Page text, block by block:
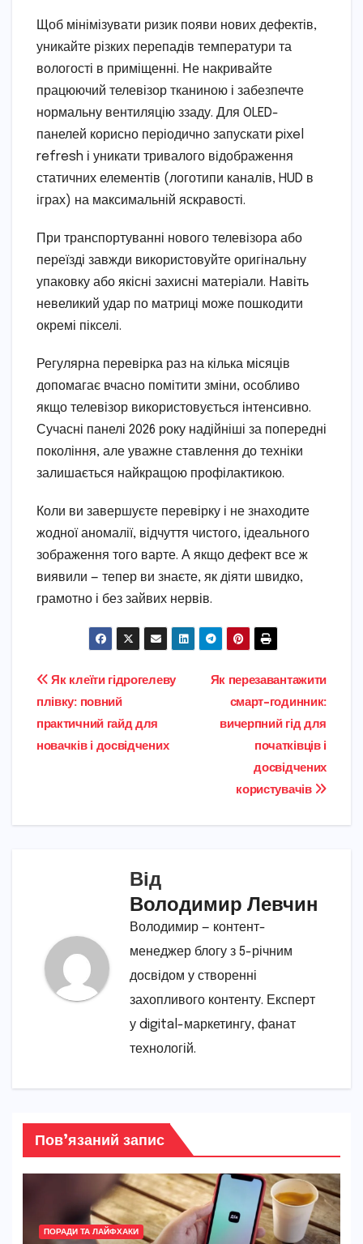
Щоб мінімізувати ризик появи нових дефектів,
уникайте різких перепадів температури та
вологості в приміщенні. Не накривайте
працюючий телевізор тканиною і забезпечте
нормальну вентиляцію ззаду. Для OLED-
панелей корисно періодично запускати pixel
refresh і уникати тривалого відображення
статичних елементів (логотипи каналів, HUD в
іграх) на максимальній яскравості.
При транспортуванні нового телевізора або
переїзді завжди використовуйте оригінальну
упаковку або якісні захисні матеріали. Навіть
невеликий удар по матриці може пошкодити
окремі пікселі.
Регулярна перевірка раз на кілька місяців
допомагає вчасно помітити зміни, особливо
якщо телевізор використовується інтенсивно.
Сучасні панелі 2026 року надійніші за попередні
покоління, але уважне ставлення до техніки
залишається найкращою профілактикою.
Коли ви завершуєте перевірку і не знаходите
жодної аномалії, відчуття чистого, ідеального
зображення того варте. А якщо дефект все ж
виявили — тепер ви знаєте, як діяти швидко,
грамотно і без зайвих нервів.
Навігація
записів
Як перезавантажити
смарт-годинник:
вичерпний гід для
початківців і
досвідчених
користувачів
Як клеїти гідрогелеву
плівку: повний
практичний гайд для
новачків і досвідчених
Від
Володимир Левчин
Володимир — контент-
менеджер блогу з 5-річним
досвідом у створенні
захопливого контенту. Експерт
у digital-маркетингу, фанат
технологій.
Пов’язаний запис
ПОРАДИ ТА ЛАЙФХАКИ